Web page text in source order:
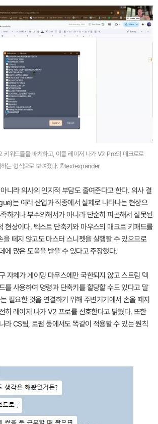
키워드들을 배치하고, 이를 레이저 나가 V2 Pro의 매크로로
하는 형식으로 보여졌다. ©textexpander
니라 의사의 인지적 부담도 줄여준다고 한다. 의사 결
는 여러 산업과 직종에서 실제로 나타나는 현상으
하거나 부주의해서가 아니라 단순히 피곤해서 잘못된
현상이다. 텍스트 단축키와 마우스의 매크로 키패드를
을 떼지 않고도 마스터 스니펫을 실행할 수 있으므로
에 많은 도움을 받을 수 있다고 주장했다.
자체가 게이밍 마우스에만 국한되지 않고 스트림 덱
를 사용하여 명령과 단축키를 할당할 수도 있다고 말
필요한 것을 연결하기 위해 주변기기에서 손을 떼지
히 레이저 나가 V2 프로를 선호한다고 밝혔다. 또한
라 CS팀, 로펌 등에서도 똑같이 적용할 수 있는 원칙